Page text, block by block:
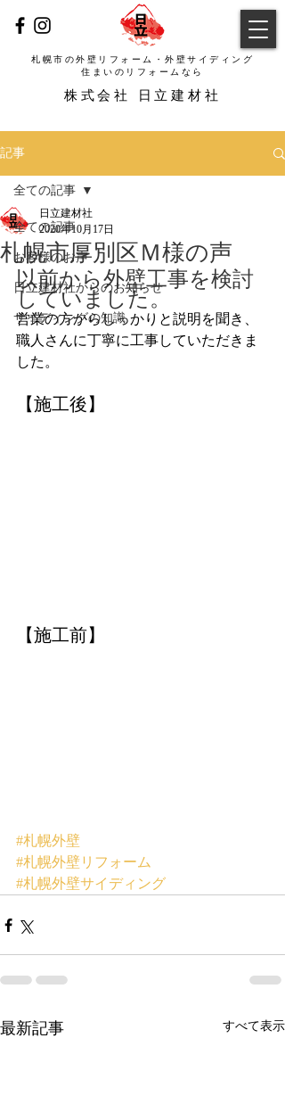
札幌市の外壁リフォーム・外壁サイディング
​株式会社 日立建材社
​住まいのリフォームなら
記事
全ての記事
お客様のお声
日立建材社からのお知らせ
サイディングの知識
全ての記事
札幌市厚別区Ｍ様の声
日立建材社
2020年10月17日
以前から外壁工事を検討
していました。
営業の方からしっかりと説明を聞き、
職人さんに丁寧に工事していただきま
した。
【施工後】
【施工前】
#札幌外壁
#札幌外壁リフォーム
#札幌外壁サイディング
最新記事 すべて表示